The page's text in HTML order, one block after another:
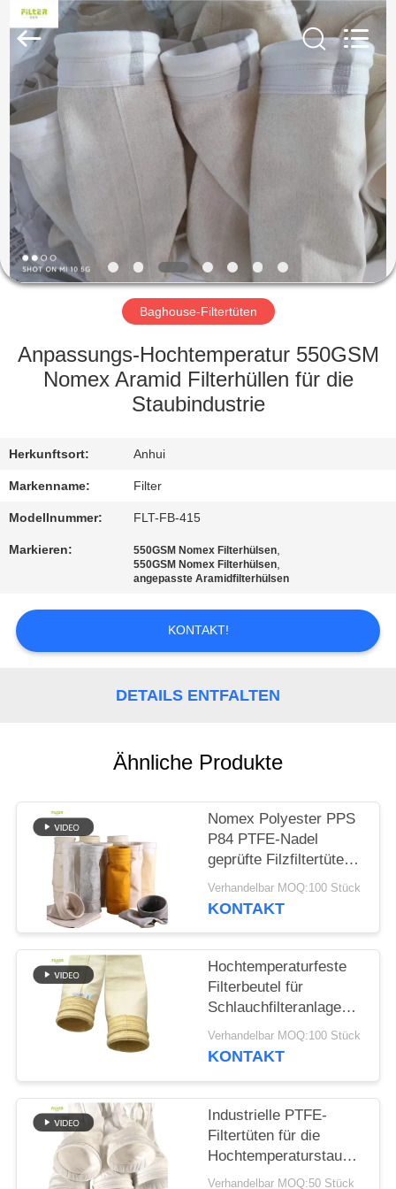
HAUS
PRODUKTE
ÜBER
UNS
FABRIK-
QUALITÄTSKONTROLLE
SIE
MIT
UNS
IN
VERBINDUNG
NACHRICHTEN
FORDERN
SITEMAP
DATENSCHUTZRICHTLINIE
Environmental
Technology
Co.,Ltd..
Rights
Reserved.
Baghouse-Filtertüten
Anpassungs-Hochtemperatur 550GSM
Nomex Aramid Filterhüllen für die
Staubindustrie
Herkunftsort: Anhui
Markenname: Filter
Modellnummer: FLT-FB-415
Markieren: 550GSM Nomex Filterhülsen,
550GSM Nomex Filterhülsen,
angepasste Aramidfilterhülsen
KONTAKT!
DETAILS ENTFALTEN
Ähnliche Produkte
Nomex Polyester PPS
P84 PTFE-Nadel
geprüfte Filzfiltertüten
für industrielle Kessel
Verhandelbar MOQ:100 Stück
KONTAKT
Hochtemperaturfeste
Filterbeutel für
Schlauchfilteranlagen
aus 100% Glasfaser
für
Verhandelbar MOQ:100 Stück
KONTAKT
Industrielle PTFE-
Filtertüten für die
in
Verhandelbar MOQ:50 Stück